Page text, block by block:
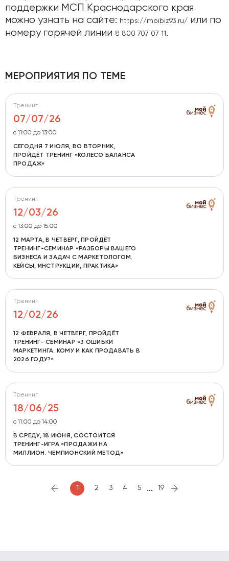
поддержки МСП Краснодарского края
можно узнать на сайте: https://moibiz93.ru/ или по
номеру горячей линии 8 800 707 07 11 .
МЕРОПРИЯТИЯ ПО ТЕМЕ
Тренинг
07/07/26
c 11:00 до 13:00
СЕГОДНЯ 7 ИЮЛЯ, ВО ВТОРНИК,
ПРОЙДЁТ ТРЕНИНГ «КОЛЕСО БАЛАНСА
ПРОДАЖ»
Тренинг
12/03/26
с 13:00 до 15:00
12 МАРТА, В ЧЕТВЕРГ, ПРОЙДЁТ
ТРЕНИНГ-СЕМИНАР «РАЗБОРЫ ВАШЕГО
БИЗНЕСА И ЗАДАЧ С МАРКЕТОЛОГОМ.
КЕЙСЫ, ИНСТРУКЦИИ, ПРАКТИКА»
Тренинг
12/02/26
12 ФЕВРАЛЯ, В ЧЕТВЕРГ, ПРОЙДЁТ
ТРЕНИНГ- СЕМИНАР «3 ОШИБКИ
МАРКЕТИНГА. КОМУ И КАК ПРОДАВАТЬ В
2026 ГОДУ?»
Тренинг
18/06/25
с 11:00 до 14:00
В СРЕДУ, 18 ИЮНЯ, СОСТОИТСЯ
ТРЕНИНГ-ИГРА «ПРОДАЖИ НА
МИЛЛИОН. ЧЕМПИОНСКИЙ МЕТОД»
1 2 3 4 5 ... 19